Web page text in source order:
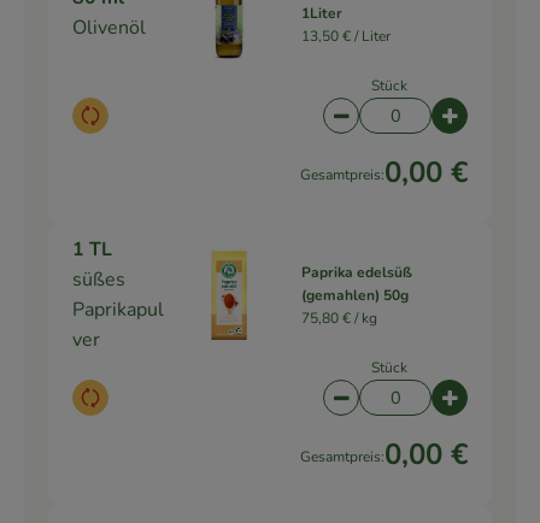
Olivenöl
Auswahl ändern
1Liter
13,50 € /Liter
Stück
Artikelanzahl
Gesamtpreis:0,00 €
1 TL
süßes
Paprikapul
ver
Auswahl ändern
Paprika edelsüß
(gemahlen) 50g
75,80 € /kg
Stück
Artikelanzahl
Gesamtpreis:0,00 €